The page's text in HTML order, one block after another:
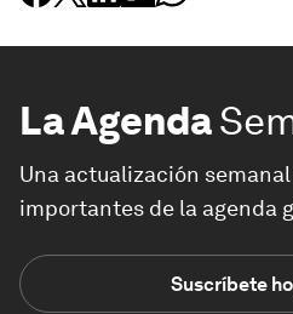
La Agenda
Una actualización
importantes de la agenda
Suscríbete